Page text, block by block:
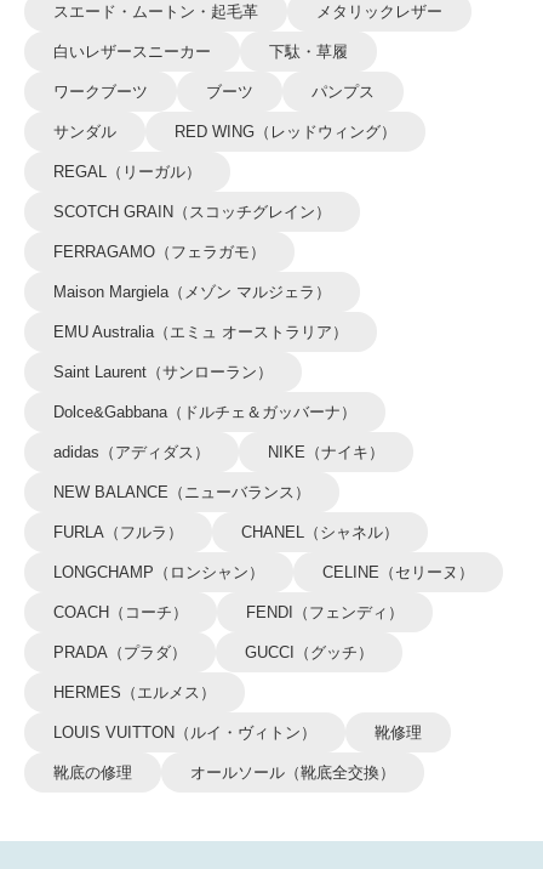
スエード・ムートン・起毛革 メタリックレザー
白いレザースニーカー 下駄・草履
ワークブーツ ブーツ パンプス
サンダル RED WING（レッドウィング）
REGAL（リーガル）
SCOTCH GRAIN（スコッチグレイン）
FERRAGAMO（フェラガモ）
Maison Margiela（メゾン マルジェラ）
EMU Australia（エミュ オーストラリア）
Saint Laurent（サンローラン）
Dolce&Gabbana（ドルチェ＆ガッバーナ）
adidas（アディダス） NIKE（ナイキ）
NEW BALANCE（ニューバランス）
FURLA（フルラ） CHANEL（シャネル）
LONGCHAMP（ロンシャン） CELINE（セリーヌ）
COACH（コーチ） FENDI（フェンディ）
PRADA（プラダ） GUCCI（グッチ）
HERMES（エルメス）
LOUIS VUITTON（ルイ・ヴィトン） 靴修理
靴底の修理 オールソール（靴底全交換）